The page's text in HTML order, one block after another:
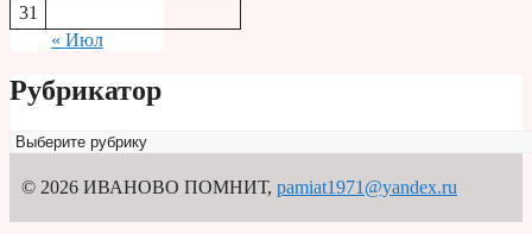
31
« Июл
Рубрикатор
Рубрикатор
© 2026 ИВАНОВО ПОМНИТ, pamiat1971@yandex.ru